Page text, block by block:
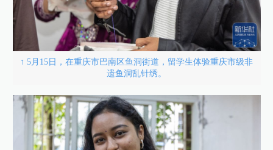
↑ 5月15日，在重庆市巴南区鱼洞街道，留学生体验重庆市级非
遗鱼洞乱针绣。